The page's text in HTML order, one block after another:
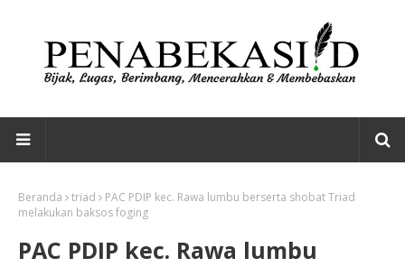
Beranda triad
PAC PDIP kec. Rawa lumbu berserta shobat Triad
melakukan baksos foging
PAC PDIP kec. Rawa lumbu